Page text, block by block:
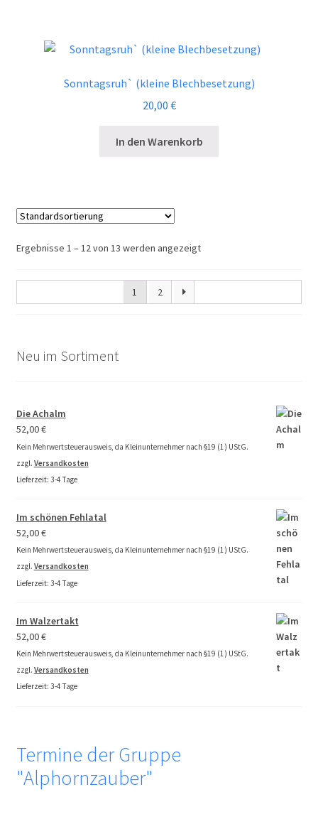
Sonntagsruh` (kleine Blechbesetzung)
20,00 €
In den Warenkorb
Ergebnisse 1 – 12 von 13 werden angezeigt
1 2
Neu im Sortiment
Die Achalm
52,00€
Kein Mehrwertsteuerausweis, da Kleinunternehmer nach §19 (1) UStG.
zzgl. Versandkosten
Lieferzeit: 3-4 Tage
Im schönen Fehlatal
52,00€
Kein Mehrwertsteuerausweis, da Kleinunternehmer nach §19 (1) UStG.
zzgl. Versandkosten
Lieferzeit: 3-4 Tage
Im Walzertakt
52,00€
Kein Mehrwertsteuerausweis, da Kleinunternehmer nach §19 (1) UStG.
zzgl. Versandkosten
Lieferzeit: 3-4 Tage
Termine der Gruppe
"Alphornzauber"